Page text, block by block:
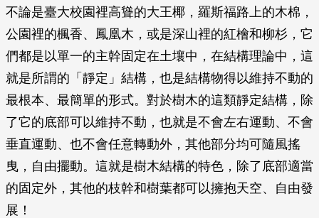
不論是臺大校園裡高聳的大王椰，羅斯福路上的木棉，
公園裡的楓香、鳳凰木，或是深山裡的紅檜和柳杉，它
們都是以單一的主幹固定在土壤中，在結構理論中，這
就是所謂的「靜定」結構，也是結構物得以維持不動的
最根本、最簡單的形式。對於樹木的這類靜定結構，除
了它的底部可以維持不動，也就是不會左右運動、不會
垂直運動、也不會任意轉動外，其他部分均可隨風搖
曳，自由擺動。這就是樹木結構的特色，除了底部適當
的固定外，其他的枝幹和樹葉都可以擁抱天空、自由發
展！